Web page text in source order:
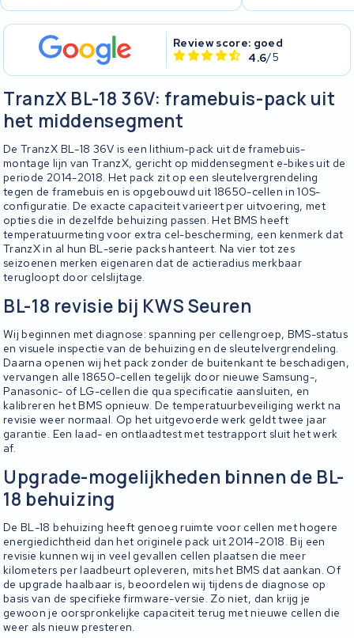
Review score: goed
4.6/5
TranzX BL-18 36V: framebuis-pack uit
het middensegment
De TranzX BL-18 36V is een lithium-pack uit de framebuis-
montage lijn van TranzX, gericht op middensegment e-bikes uit de
periode 2014-2018. Het pack zit op een sleutelvergrendeling
tegen de framebuis en is opgebouwd uit 18650-cellen in 10S-
configuratie. De exacte capaciteit varieert per uitvoering, met
opties die in dezelfde behuizing passen. Het BMS heeft
temperatuurmeting voor extra cel-bescherming, een kenmerk dat
TranzX in al hun BL-serie packs hanteert. Na vier tot zes
seizoenen merken eigenaren dat de actieradius merkbaar
terugloopt door celslijtage.
BL-18 revisie bij KWS Seuren
Wij beginnen met diagnose: spanning per cellengroep, BMS-status
en visuele inspectie van de behuizing en de sleutelvergrendeling.
Daarna openen wij het pack zonder de buitenkant te beschadigen,
vervangen alle 18650-cellen tegelijk door nieuwe Samsung-,
Panasonic- of LG-cellen die qua specificatie aansluiten, en
kalibreren het BMS opnieuw. De temperatuurbeveiliging werkt na
revisie weer normaal. Op het uitgevoerde werk geldt twee jaar
garantie. Een laad- en ontlaadtest met testrapport sluit het werk
af.
Upgrade-mogelijkheden binnen de BL-
18 behuizing
De BL-18 behuizing heeft genoeg ruimte voor cellen met hogere
energiedichtheid dan het originele pack uit 2014-2018. Bij een
revisie kunnen wij in veel gevallen cellen plaatsen die meer
kilometers per laadbeurt opleveren, mits het BMS dat aankan. Of
de upgrade haalbaar is, beoordelen wij tijdens de diagnose op
basis van de specifieke firmware-versie. Zo niet, dan krijg je
gewoon je oorspronkelijke capaciteit terug met nieuwe cellen die
weer als nieuw presteren.